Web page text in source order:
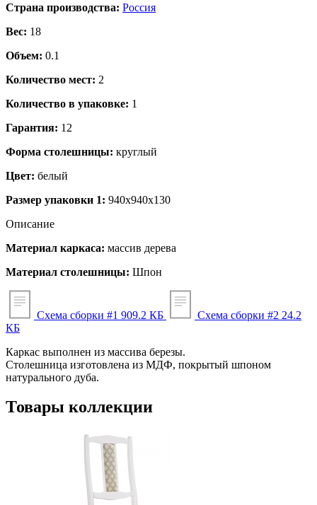
Страна производства: Россия
Вес: 18
Объем: 0.1
Количество мест: 2
Количество в упаковке: 1
Гарантия: 12
Форма столешницы: круглый
Цвет: белый
Размер упаковки 1: 940x940x130
Описание
Материал каркаса: массив дерева
Материал столешницы: Шпон
Схема сборки #1 909.2 КБ Схема сборки #2 24.2
КБ
Каркас выполнен из массива березы.
Столешница изготовлена из МДФ, покрытый шпоном
натурального дуба.
Товары коллекции